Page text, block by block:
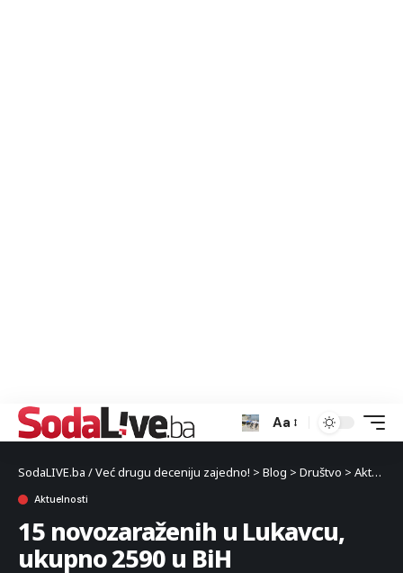
Aa
SodaLIVE.ba / Već drugu deceniju zajedno! > Blog > Društvo > Aktuelnosti
Aktuelnosti
15 novozaraženih u Lukavcu,
ukupno 2590 u BiH